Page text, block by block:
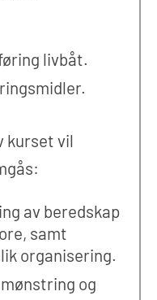
livbåt.
kurset vil
av beredskap
samt
organisering.
og